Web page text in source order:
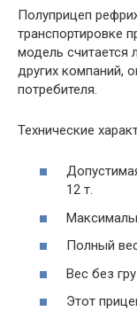
Полуприцеп
транспортировке
модель считается
других компаний,
потребителя.
Технические
12 т.
Полный
Вес без
Этот